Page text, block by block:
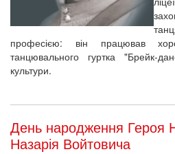
професією: він працював
танцювального гуртка "Брейк-
культури.
День народження Героя
Назарія Войтовича